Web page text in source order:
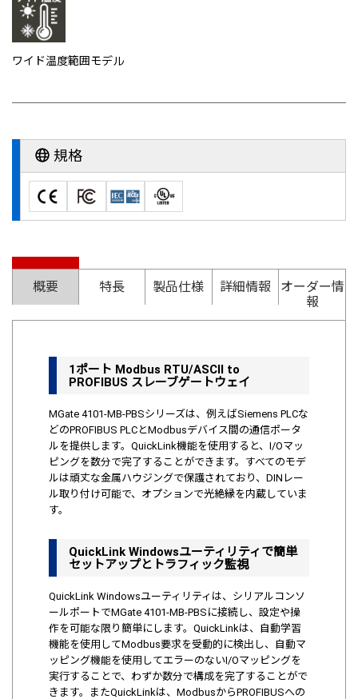
ワイド温度範囲モデル
規格
概要 特長 製品仕様 詳細情報
オーダー情
報
1ポート Modbus RTU/ASCII to
PROFIBUS スレーブゲートウェイ
MGate 4101-MB-PBSシリーズは、例えばSiemens PLCな
どのPROFIBUS PLCとModbusデバイス間の通信ポータ
ルを提供します。QuickLink機能を使用すると、I/Oマッ
ピングを数分で完了することができます。すべてのモデ
ルは頑丈な金属ハウジングで保護されており、DINレー
ル取り付け可能で、オプションで光絶縁を内蔵していま
す。
QuickLink Windowsユーティリティで簡単
セットアップとトラフィック監視
QuickLink Windowsユーティリティは、シリアルコンソ
ールポートでMGate 4101-MB-PBSに接続し、設定や操
作を可能な限り簡単にします。QuickLinkは、自動学習
機能を使用してModbus要求を受動的に検出し、自動マ
ッピング機能を使用してエラーのないI/Oマッピングを
実行することで、わずか数分で構成を完了することがで
きます。またQuickLinkは、ModbusからPROFIBUSへの